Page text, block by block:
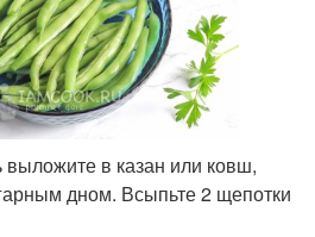
в казан или ковш,
дном. Всыпьте 2 щепотки